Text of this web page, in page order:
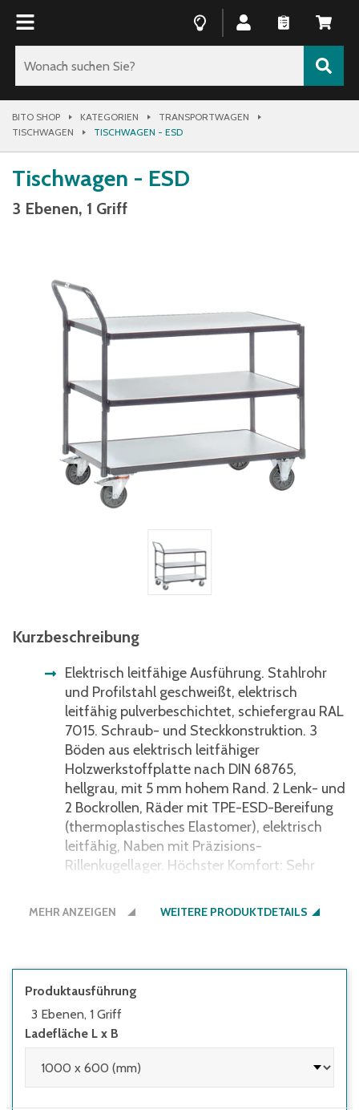
BITO SHOP KATEGORIEN
TRANSPORTWAGEN
TISCHWAGEN
TISCHWAGEN - ESD
Tischwagen - ESD
3 Ebenen, 1 Griff
Kurzbeschreibung
Elektrisch leitfähige Ausführung. Stahlrohr
und Profilstahl geschweißt, elektrisch
leitfähig pulverbeschichtet, schiefergrau RAL
7015. Schraub- und Steckkonstruktion. 3
Böden aus elektrisch leitfähiger
Holzwerkstoffplatte nach DIN 68765,
hellgrau, mit 5 mm hohem Rand. 2 Lenk- und
2 Bockrollen, Räder mit TPE-ESD-Bereifung
(thermoplastisches Elastomer), elektrisch
leitfähig, Naben mit Präzisions-
Rillenkugellager. Höchster Komfort: Sehr
Schwenkwiderstand. Geräuscharmer Lauf
mittlere und obere Ladefläche 50 kg.
Gesamtlänge: 980 mm.
MEHR ANZEIGEN WEITERE PRODUKTDETAILS
Produktausführung
3 Ebenen, 1 Griff
Ladefläche L x B